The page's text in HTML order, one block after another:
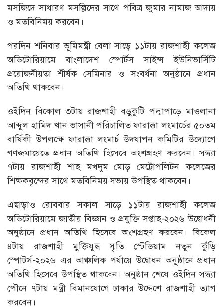
মসজিদে সাধারণ মসল্লিদের সাথে পবিত্র জুমার নামাজ আদায়
ও মতবিনিময় করবেন।
পরদিন শনিবার ভূমিমন্ত্রী বেলা সাড়ে ১১টায় রাজশাহী কলেজ
অডিটোরিয়ামে বাংলাদেশ স্পোর্টস সাইন্স ইউনিভার্সিটি
প্রয়োজনীয়তা শীর্ষক সেমিনার ও সংবর্ধনা অনুষ্ঠানে প্রধান
অতিথি থাকবেন।
ওইদিন বিকোল ৩টায় রাজশাহী বড়ুকুটি পদ্মাপাড়ে মাওলানা
আব্দুল হামিদ খান ভাসানী পরিচালিত ফারাক্কা লংমার্চের ৫০তম
বার্ষিকী উপলক্ষে ফারাক্কা লংমার্চ উদযাপন কমিটির উদ্যোগে
গণজমায়েতে প্রধান অতিথি হিসেবে অংশগ্রহণ করবেন। সন্ধ্যা
৭টায় রাজশাহী শাহ মখদুম মোড় মেট্রোপলিটন কলেজের
শিক্ষকবৃন্দের সাথে মতবিনিময় সভায় উপস্থিত থাকবেন।
এছাড়াও রোববার সকাল সাড়ে ১১টায় রাজশাহী কলেজ
অডিটোরিয়ামে জাতীয় বিজ্ঞান ও প্রযুক্তি সপ্তাহ-২০২৬ উদ্বোধনী
অনুষ্ঠানে প্রধান অতিথি হিসেবে অংশগ্রহণ করবেন। বিকেল
৪টায় রাজশাহী মুক্তিযুদ্ধ স্মৃতি স্টেডিয়াম নতুন কুঁড়ি
স্পোটর্স-২০২৬ এর আঞ্চলিক পর্যায়ে উদ্বোধন অনুষ্ঠানে প্রধান
অতিথি হিসেবে উপস্থিত থাকবেন। অনুষ্ঠান শেষে ওইদিন সন্ধ্যা
পৌনে ৭টায় মন্ত্রী বিমানযোগে ঢাকার উদ্দেশে রাজশাহী ত্যাগ
করবেন।